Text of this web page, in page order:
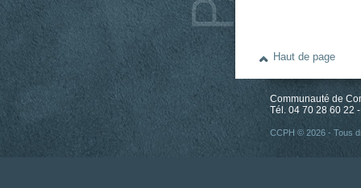
Haut de page
Communauté de
Tél. 04 70 28 60 22
CCPH © 2026 - Tous